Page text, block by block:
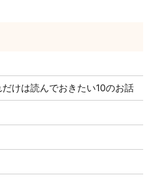
けは読んでおきたい10のお話